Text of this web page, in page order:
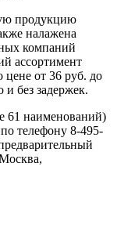
продукцию
налажена
компаний
ассортимент
цене от 36 руб. до
и без задержек.
61 наименований)
телефону 8-495-